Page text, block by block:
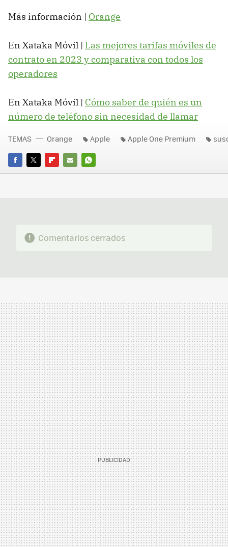
Más información | Orange
En Xataka Móvil | Las mejores tarifas móviles de
contrato en 2023 y comparativa con todos los
operadores
En Xataka Móvil | Cómo saber de quién es un
número de teléfono sin necesidad de llamar
FACEBOOK
TWITTERFLIPBOARD
E-
WHATSAPP
TEMAS Orange Apple Apple One Premium
Comentarios cerrados